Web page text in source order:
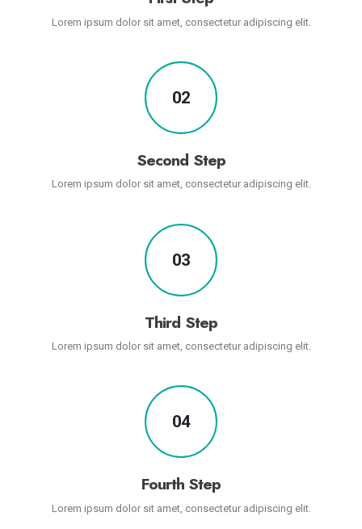
Lorem ipsum dolor sit amet, consectetur adipiscing elit.
02
Second Step
Lorem ipsum dolor sit amet, consectetur adipiscing elit.
03
Third Step
Lorem ipsum dolor sit amet, consectetur adipiscing elit.
04
Fourth Step
Lorem ipsum dolor sit amet, consectetur adipiscing elit.